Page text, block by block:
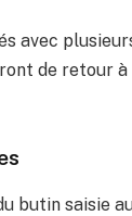
avec
de retour à
butin saisie